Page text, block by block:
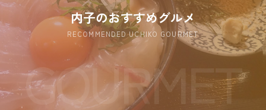
内子のおすすめグルメ
RECOMMENDED UCHIKO GOURMET